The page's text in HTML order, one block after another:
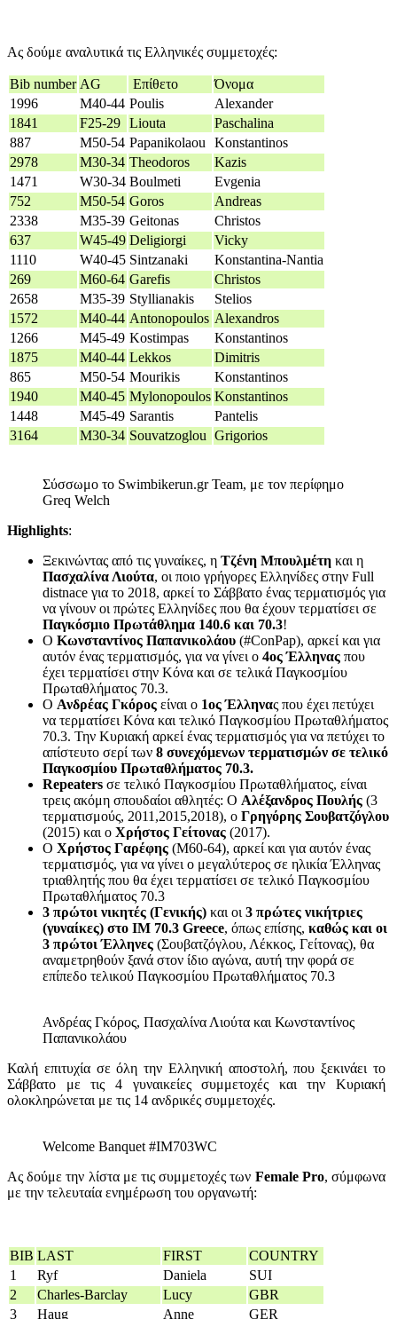
Ας δούμε αναλυτικά τις Ελληνικές συμμετοχές:
Bib number AG Επίθετο
Όνομα
1996
Μ40-44 Poulis
Alexander
1841
F25-29 Liouta
Paschalina
887
M50-54 Papanikolaou
Konstantinos
2978
M30-34 Theodoros
Kazis
1471
W30-34 Boulmeti
Evgenia
752
M50-54 Goros
Andreas
2338
M35-39 Geitonas
Christos
637
W45-49 Deligiorgi
Vicky
1110
W40-45 Sintzanaki
Konstantina-Nantia
269
M60-64 Garefis
Christos
2658
M35-39 Styllianakis
Stelios
1572
M40-44 Antonopoulos Alexandros
1266
M45-49 Kostimpas
Konstantinos
1875
M40-44 Lekkos
Dimitris
865
M50-54 Mourikis
Konstantinos
1940
M40-45 Mylonopoulos Konstantinos
1448
M45-49 Sarantis
Pantelis
3164
M30-34 Souvatzoglou Grigorios
Σύσσωμο το Swimbikerun.gr Team, με τον περίφημο
Greq Welch
Highlights:
Ξεκινώντας από τις γυναίκες, η Τζένη Μπουλμέτη και η
Πασχαλίνα Λιούτα, οι ποιο γρήγορες Ελληνίδες στην Full
distnace για το 2018, αρκεί το Σάββατο ένας τερματισμός για
να γίνουν οι πρώτες Ελληνίδες που θα έχουν τερματίσει σε
Παγκόσμιο Πρωτάθλημα 140.6 και 70.3!
Ο Κωνσταντίνος Παπανικολάου (#ConPap), αρκεί και για
αυτόν ένας τερματισμός, για να γίνει ο 4ος Έλληνας που
έχει τερματίσει στην Κόνα και σε τελικά Παγκοσμίου
Πρωταθλήματος 70.3.
Ο Ανδρέας Γκόρος είναι ο 1ος Έλληνας που έχει πετύχει
να τερματίσει Κόνα και τελικό Παγκοσμίου Πρωταθλήματος
70.3. Την Κυριακή αρκεί ένας τερματισμός για να πετύχει το
απίστευτο σερί των 8 συνεχόμενων τερματισμών σε τελικό
Παγκοσμίου Πρωταθλήματος 70.3.
Repeaters σε τελικό Παγκοσμίου Πρωταθλήματος, είναι
τρεις ακόμη σπουδαίοι αθλητές: O Αλέξανδρος Πουλής (3
τερματισμούς, 2011,2015,2018), ο Γρηγόρης Σουβατζόγλου
(2015) και ο Χρήστος Γείτονας (2017).
Ο Χρήστος Γαρέφης (M60-64), αρκεί και για αυτόν ένας
τερματισμός, για να γίνει ο μεγαλύτερος σε ηλικία Έλληνας
τριαθλητής που θα έχει τερματίσει σε τελικό Παγκοσμίου
Πρωταθλήματος 70.3
3 πρώτοι νικητές (Γενικής) και οι 3 πρώτες νικήτριες
(γυναίκες) στο IM 70.3 Greece, όπως επίσης, καθώς και οι
3 πρώτοι Έλληνες (Σουβατζόγλου, Λέκκος, Γείτονας), θα
αναμετρηθούν ξανά στον ίδιο αγώνα, αυτή την φορά σε
επίπεδο τελικού Παγκοσμίου Πρωταθλήματος 70.3
Ανδρέας Γκόρος, Πασχαλίνα Λιούτα και Κωνσταντίνος
Παπανικολάου
Καλή επιτυχία σε όλη την Ελληνική αποστολή, που ξεκινάει το
Σάββατο με τις 4 γυναικείες συμμετοχές και την Κυριακή
ολοκληρώνεται με τις 14 ανδρικές συμμετοχές.
Welcome Banquet #IM703WC
Ας δούμε την λίστα με τις συμμετοχές των Female Pro, σύμφωνα
με την τελευταία ενημέρωση του οργανωτή:
BIB LAST FIRST
COUNTRY
1
Ryf Daniela
SUI
2
Charles-Barclay Lucy
GBR
3
Haug Anne
GER